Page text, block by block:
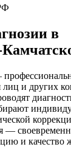
в
лиц и других
—
и качество